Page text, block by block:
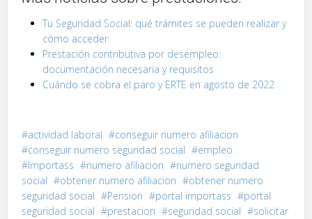
Tu Seguridad Social: qué trámites se pueden realizar y
cómo acceder
Prestación contributiva por desempleo:
documentación necesaria y requisitos
Cuándo se cobra el paro y ERTE en agosto de 2022
actividad laboral
conseguir numero afiliacion
conseguir numero seguridad social
empleo
Importass
numero afiliacion
numero seguridad
social
obtener numero afiliacion
obtener numero
seguridad social
Pension portal importass
portal
seguridad social
prestacion seguridad social
solicitar